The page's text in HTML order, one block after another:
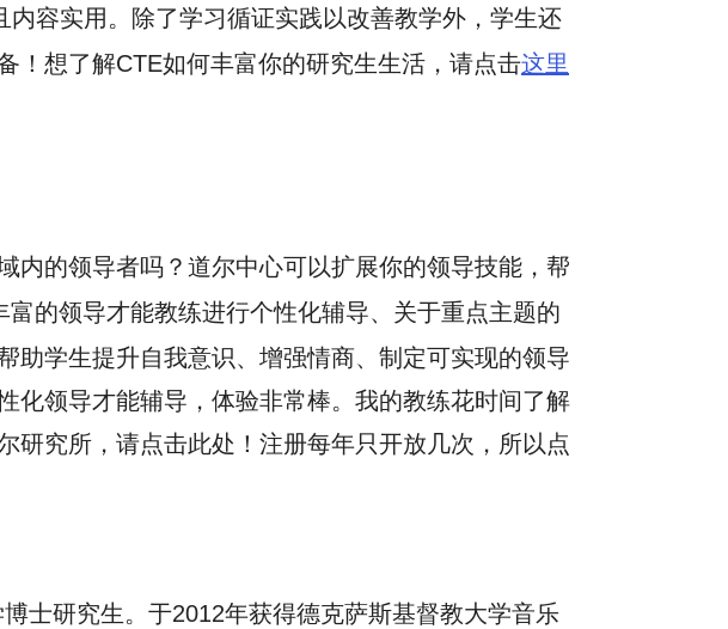
容实用。除了学习循证实践以改善教学外，学生还
！想了解CTE如何丰富你的研究生生活，请点击这里
内的领导者吗？道尔中心可以扩展你的领导技能，帮
的领导才能教练进行个性化辅导、关于重点主题的
助学生提升自我意识、增强情商、制定可实现的领导
化领导才能辅导，体验非常棒。我的教练花时间了解
研究所，请点击此处！注册每年只开放几次，所以点
士研究生。于2012年获得德克萨斯基督教大学音乐